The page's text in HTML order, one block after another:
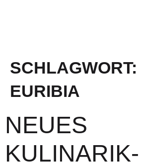
SCHLAGWORT:
EURIBIA
NEUES
KULINARIK-